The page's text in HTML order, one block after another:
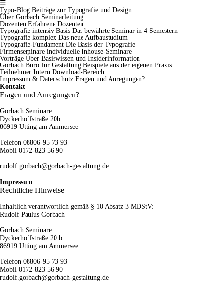
☰
Typo-Blog Beiträge zur Typografie und Design
Über Gorbach Seminarleitung
Dozenten Erfahrene Dozenten
Typografie intensiv Basis Das bewährte Seminar in 4 Semestern
Typografie komplex Das neue Aufbaustudium
Typografie-Fundament Die Basis der Typografie
Firmenseminare individuelle Inhouse-Seminare
Vorträge Über Basiswissen und Insiderinformation
Gorbach Büro für Gestaltung Beispiele aus der eigenen Praxis
Teilnehmer Intern Download-Bereich
Impressum & Datenschutz Fragen und Anregungen?
Kontakt
Fragen und Anregungen?
Gorbach Seminare
Dyckerhoffstraße 20b
86919 Utting am Ammersee
Telefon 08806-95 73 93
Mobil 0172-823 56 90
rudolf.gorbach@gorbach-gestaltung.de
Impressum
Rechtliche Hinweise
Inhaltlich verantwortlich gemäß § 10 Absatz 3 MDStV:
Rudolf Paulus Gorbach
Gorbach Seminare
Dyckerhoffstraße 20 b
86919 Utting am Ammersee
Telefon 08806-95 73 93
Mobil 0172-823 56 90
rudolf.gorbach@gorbach-gestaltung.de